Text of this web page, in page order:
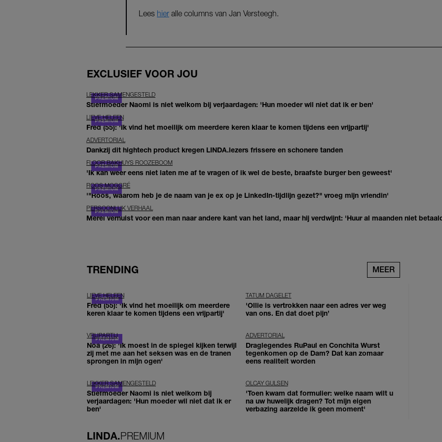
Lees hier alle columns van Jan Versteegh.
EXCLUSIEF VOOR JOU
LEKKER SAMENGESTELD
Stiefmoeder Naomi is niet welkom bij verjaardagen: 'Hun moeder wil niet dat ik er ben'
LIEVE HELEEN
Fred (55): 'Ik vind het moeilijk om meerdere keren klaar te komen tijdens een vrijpartij'
ADVERTORIAL
Dankzij dit hightech product kregen LINDA.lezers frissere en schonere tanden
FLOOR BAKHUYS ROOZEBOOM
'Ik kan weer eens niet laten me af te vragen of ik wel de beste, braafste burger ben geweest'
ROOS MOGGRÉ
'"Roos, waarom heb je de naam van je ex op je LinkedIn-tijdlijn gezet?" vroeg mijn vriendin'
PERSOONLIJK VERHAAL
Merel verhuist voor een man naar andere kant van het land, maar hij verdwijnt: 'Huur al maanden niet
TRENDING MEER
LIEVE HELEEN
Fred (55): 'Ik vind het moeilijk om meerdere
keren klaar te komen tijdens een vrijpartij'
TATUM DAGELET
'Ollie is vertrokken naar een adres ver weg
van ons. En dat doet pijn’
VRIJPARTIJ
Noa (26): 'Ik moest in de spiegel kijken terwijl
zij met me aan het seksen was en de tranen
sprongen in mijn ogen'
ADVERTORIAL
Draglegendes RuPaul en Conchita Wurst
tegenkomen op de Dam? Dat kan zomaar
eens realiteit worden
LEKKER SAMENGESTELD
Stiefmoeder Naomi is niet welkom bij
verjaardagen: 'Hun moeder wil niet dat ik er
ben'
OLCAY GULSEN
'Toen kwam dat formulier: welke naam wilt u
na uw huwelijk dragen? Tot mijn eigen
verbazing aarzelde ik geen moment'
LINDA.PREMIUM